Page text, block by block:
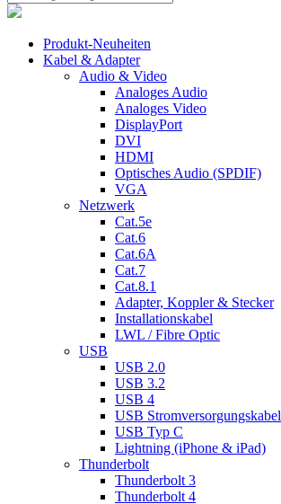
Produkt-Neuheiten
Kabel & Adapter
Audio & Video
Analoges Audio
Analoges Video
DisplayPort
DVI
HDMI
Optisches Audio (SPDIF)
VGA
Netzwerk
Cat.5e
Cat.6
Cat.6A
Cat.7
Cat.8.1
Adapter, Koppler & Stecker
Installationskabel
LWL / Fibre Optic
USB
USB 2.0
USB 3.2
USB 4
USB Stromversorgungskabel
USB Typ C
Lightning (iPhone & iPad)
Thunderbolt
Thunderbolt 3
Thunderbolt 4